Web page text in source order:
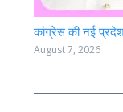
कांग्रेस की नई प्रदेश
August 7, 2026